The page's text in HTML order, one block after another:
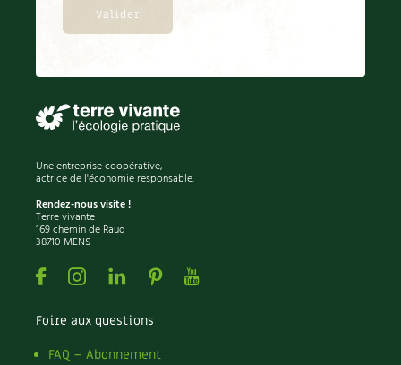
Pelouse
Permaculture
Pesticides
Petits pois
Piment
Pissenlit
Pizza
Plantes
Plantes d'extérieur
Plantes d'intérieur
Plantes médicinales
Plantes sauvages
Plants
Plastique
Une entreprise coopérative,
actrice de l'économie responsable.
Rendez-nous visite !
Terre vivante
169 chemin de Raud
38710 MENS
FacebookInstagramLinkedin
PinterestYoutube
Foire aux questions
FAQ – Abonnement